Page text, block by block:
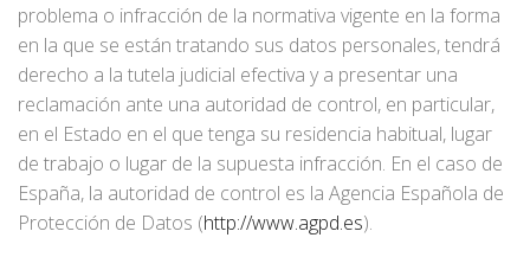
problema o infracción de la normativa vigente en la forma
en la que se están tratando sus datos personales, tendrá
derecho a la tutela judicial efectiva y a presentar una
reclamación ante una autoridad de control, en particular,
en el Estado en el que tenga su residencia habitual, lugar
de trabajo o lugar de la supuesta infracción. En el caso de
España, la autoridad de control es la Agencia Española de
Protección de Datos (http://www.agpd.es).